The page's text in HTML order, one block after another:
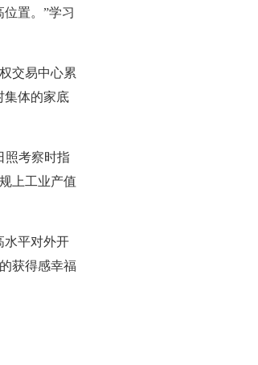
置。”学习
交易中心累
集体的家底
照考察时指
上工业产值
水平对外开
获得感幸福